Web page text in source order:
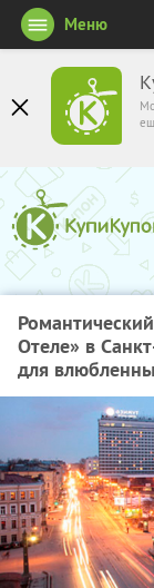
Меню
Отеле» в
для